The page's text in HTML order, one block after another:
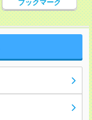
ブックマーク